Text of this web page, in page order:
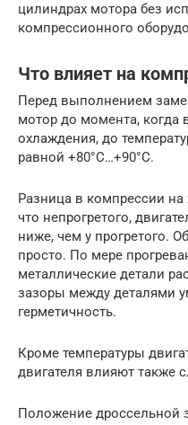
цилиндрах мотора без
компрессионного
Что влияет на
Перед выполнением
мотор до момента, когда
охлаждения, до
равной +80°С…+90°С.
Разница в компрессии
что непрогретого,
ниже, чем у прогретого.
просто. По мере
металлические детали
зазоры между деталями
герметичность.
Кроме температуры
двигателя влияют также
Положение дроссельной